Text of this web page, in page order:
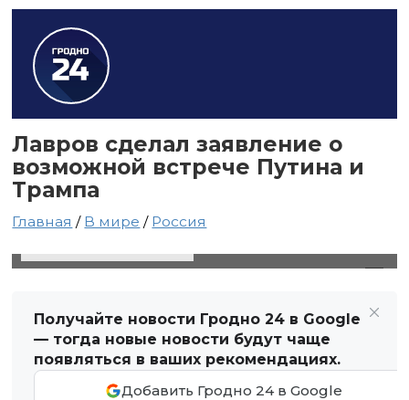
Лавров сделал заявление о
возможной встрече Путина и
Трампа
Главная / В мире / Россия
Получайте новости Гродно 24 в Google
— тогда новые новости будут чаще
появляться в ваших рекомендациях.
Добавить Гродно 24 в Google